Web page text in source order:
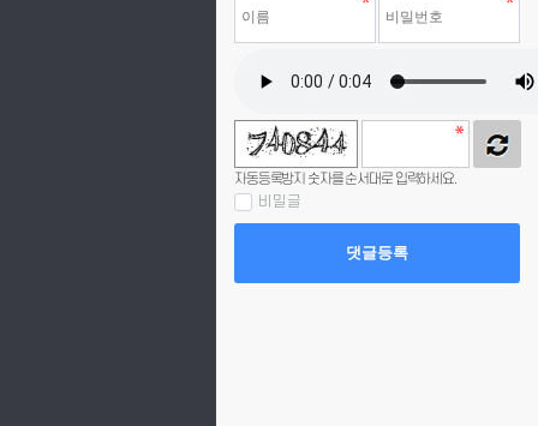
자동등록방지 숫자를 순서대로 입력하세요.
비밀글
댓글등록